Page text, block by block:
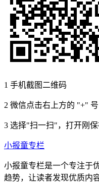
1 手机截图二维码
2 微信点击右上方的 "+" 号
3 选择"扫一扫"，打开刚
小报童专栏
小报童专栏是一个专注于
趋势，让读者发现优质内容